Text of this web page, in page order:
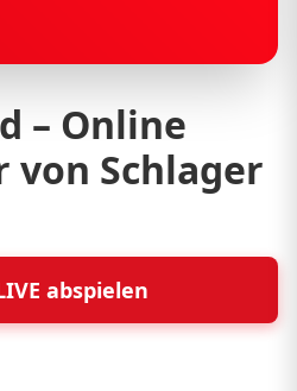
– Online
von Schlager
abspielen